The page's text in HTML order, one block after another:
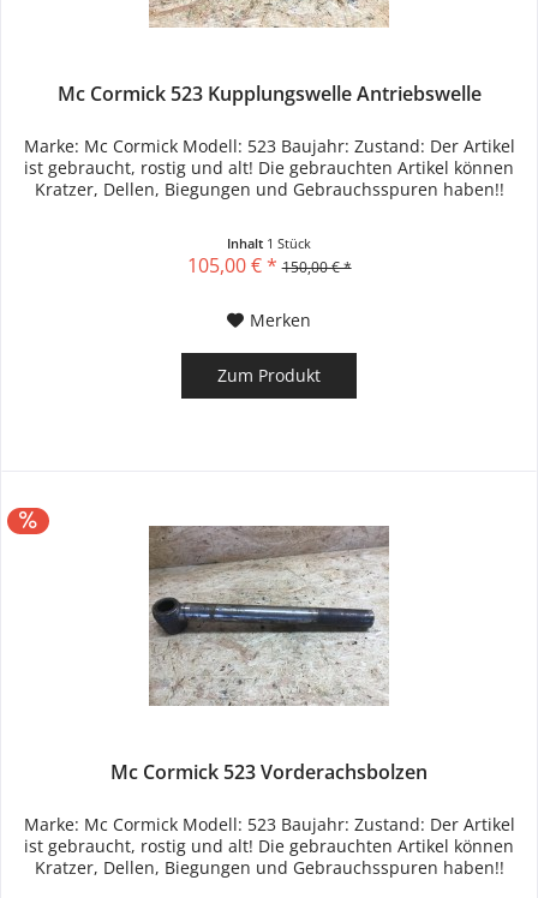
Mc Cormick 523 Kupplungswelle Antriebswelle
Marke: Mc Cormick Modell: 523 Baujahr: Zustand: Der Artikel
ist gebraucht, rostig und alt! Die gebrauchten Artikel können
Kratzer, Dellen, Biegungen und Gebrauchsspuren haben!!
Inhalt 1 Stück
105,00 € * 150,00 € *
Merken
Zum Produkt
Mc Cormick 523 Vorderachsbolzen
Marke: Mc Cormick Modell: 523 Baujahr: Zustand: Der Artikel
ist gebraucht, rostig und alt! Die gebrauchten Artikel können
Kratzer, Dellen, Biegungen und Gebrauchsspuren haben!!